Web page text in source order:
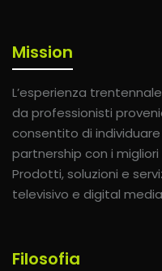
Mission
L’esperienza
da professionisti
consentito di
partnership con i
Prodotti, soluzioni e
televisivo e digital
Filosofia